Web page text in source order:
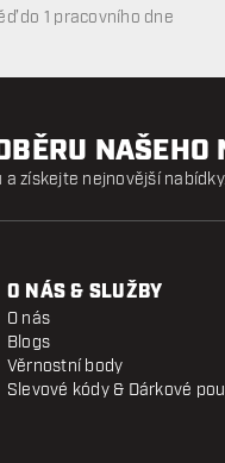
do 1 pracovního dne
NAŠEHO
získejte nejnovější
O NÁS & SLUŽBY
O nás
Blogs
Věrnostní body
Slevové kódy & Dárkové